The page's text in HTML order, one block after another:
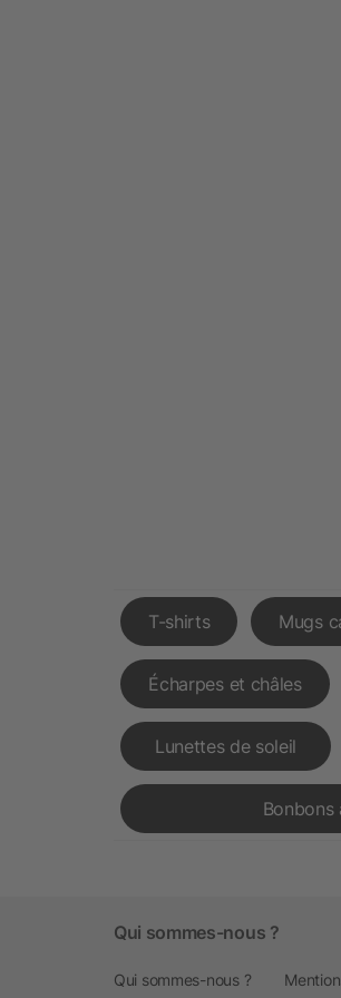
T-shirts Mugs
Écharpes et châles
Lunettes de soleil
Bonbons
Qui sommes-nous ?
Qui sommes-nous ?